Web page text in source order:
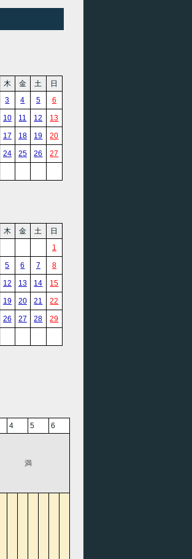
木 金 土
日
3 4 5 6
10 11 12 13
17 18 19 20
24 25 26 27
木 金 土
日
1
5 6 7 8
12 13 14 15
19 20 21 22
26 27 28 29
4 5 6
満